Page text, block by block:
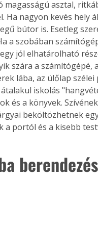
magasságú asztal,
Ha nagyon kevés hely
bútor is. Esetleg
a szobában
jól elhatárolható
szára a
lába, az ülőlap
iskolás
és a könyvek.
beköltözhetnek
a portól és a kisebb